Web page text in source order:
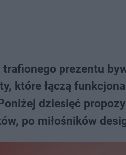
prezentu
które łączą
dziesięć
po miłośników